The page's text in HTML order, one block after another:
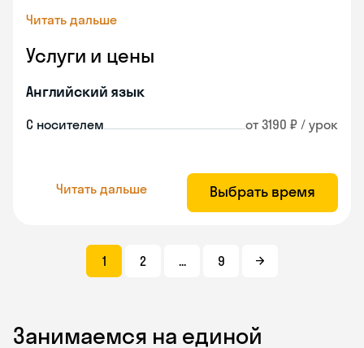
Читать дальше
Услуги и цены
Английский язык
С носителем от 3190 ₽ / урок
Читать дальше Выбрать время
1 2 ... 9
Занимаемся на единой